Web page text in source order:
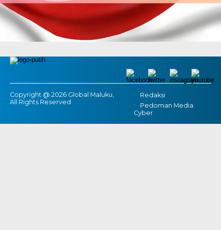
Copyright @ 2026 Global Maluku,
All Rights Reserved
Redaksi
Pedoman Media
Cyber